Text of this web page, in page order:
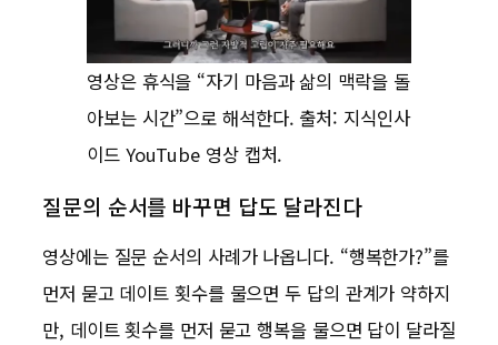
영상은 휴식을 “자기 마음과 삶의 맥락을 돌
아보는 시간”으로 해석한다. 출처: 지식인사
이드 YouTube 영상 캡처.
질문의 순서를 바꾸면 답도 달라진다
영상에는 질문 순서의 사례가 나옵니다. “행복한가?”를
먼저 묻고 데이트 횟수를 물으면 두 답의 관계가 약하지
만, 데이트 횟수를 먼저 묻고 행복을 물으면 답이 달라질